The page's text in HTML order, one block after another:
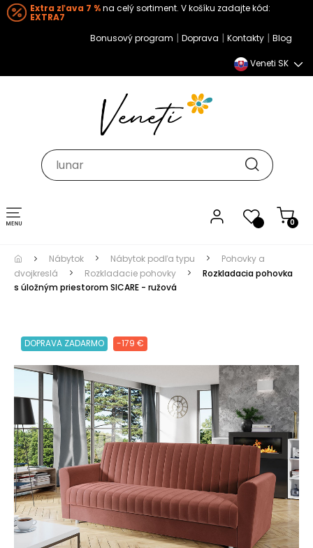
Extra zľava 7 %na celý sortiment. V košíku zadajte kód:
EXTRA7
Bonusový program | Doprava | Kontakty | Blog
Veneti SK
0
Toggle navigation
Nábytok Nábytok podľa typu
Pohovky a
dvojkreslá
Rozkladacie pohovky
Rozkladacia pohovka
s úložným priestorom SICARE - ružová
DOPRAVA ZADARMO -179 €